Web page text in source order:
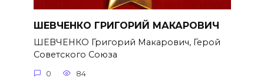
ШЕВЧЕНКО ГРИГОРИЙ МАКАРОВИЧ
ШЕВЧЕНКО Григорий Макарович, Герой
Советского Союза
0 84